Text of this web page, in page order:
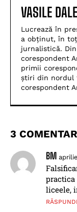
VASILE DALE
Lucrează în
a obținut, în
jurnalistică.
corespondent
primii
știri din nordul
corespondent
3
BM
practica
liceele,